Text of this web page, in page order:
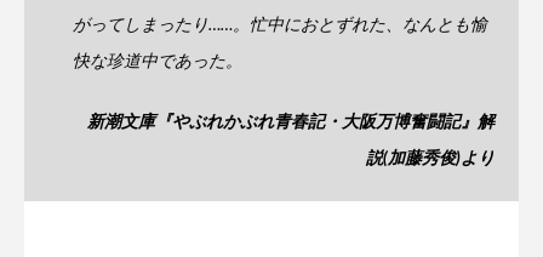
がってしまったり……。忙中におとずれた、なんとも愉
快な珍道中であった。
新潮文庫『やぶれかぶれ青春記・大阪万博奮闘記』 解
説(加藤秀俊)より